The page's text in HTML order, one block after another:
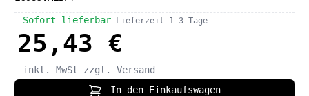
Sofort lieferbar Lieferzeit 1-3 Tage
25,43 €
inkl. MwSt
zzgl. Versand
In den Einkaufswagen